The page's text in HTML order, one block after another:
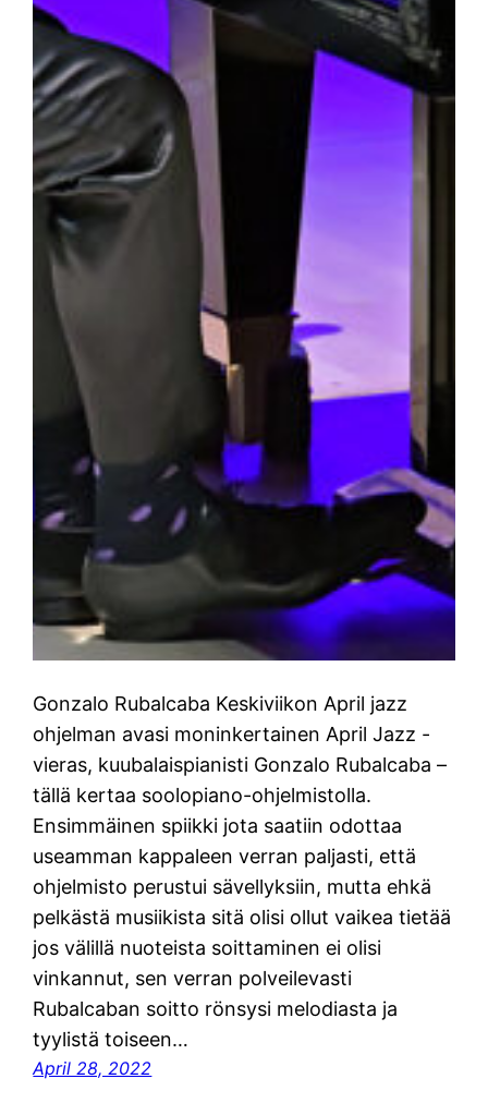
Gonzalo Rubalcaba Keskiviikon April jazz
ohjelman avasi moninkertainen April Jazz -
vieras, kuubalaispianisti Gonzalo Rubalcaba –
tällä kertaa soolopiano-ohjelmistolla.
Ensimmäinen spiikki jota saatiin odottaa
useamman kappaleen verran paljasti, että
ohjelmisto perustui sävellyksiin, mutta ehkä
pelkästä musiikista sitä olisi ollut vaikea tietää
jos välillä nuoteista soittaminen ei olisi
vinkannut, sen verran polveilevasti
Rubalcaban soitto rönsysi melodiasta ja
tyylistä toiseen…
April 28, 2022